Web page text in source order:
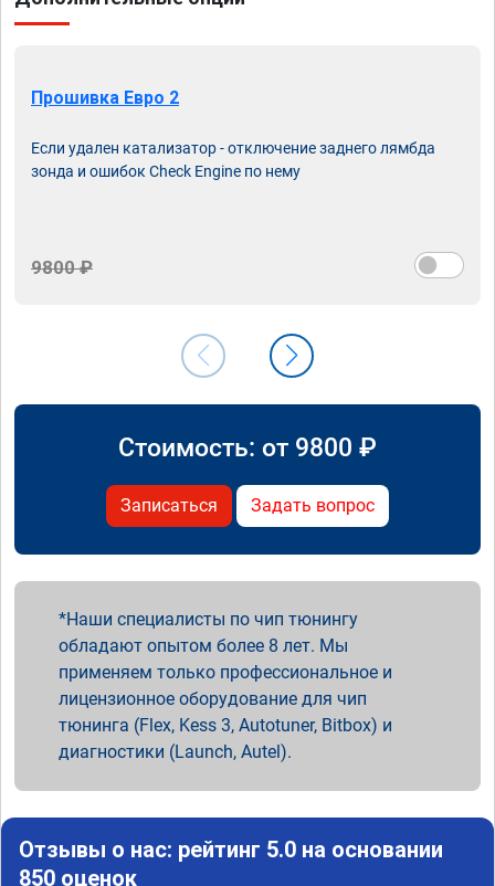
Прошивка Евро 2
Если удален катализатор - отключение заднего лямбда
зонда и ошибок Check Engine по нему
9800 ₽
Стоимость: от 9800 ₽
Записаться Задать вопрос
Наши специалисты по чип тюнингу
обладают опытом более 8 лет. Мы
применяем только профессиональное и
лицензионное оборудование для чип
тюнинга (Flex, Kess 3, Autotuner, Bitbox) и
диагностики (Launch, Autel).
Отзывы о нас: рейтинг 5.0 на основании
850 оценок